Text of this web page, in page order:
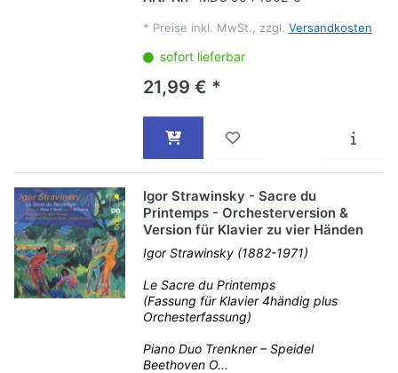
* Preise inkl. MwSt., zzgl. Versandkosten
sofort lieferbar
21,99 € *
Igor Strawinsky - Sacre du
Printemps - Orchesterversion &
Version für Klavier zu vier Händen
Igor Strawinsky (1882-1971)
Le Sacre du Printemps
(Fassung für Klavier 4händig plus
Orchesterfassung)
Piano Duo Trenkner – Speidel
Beethoven O...